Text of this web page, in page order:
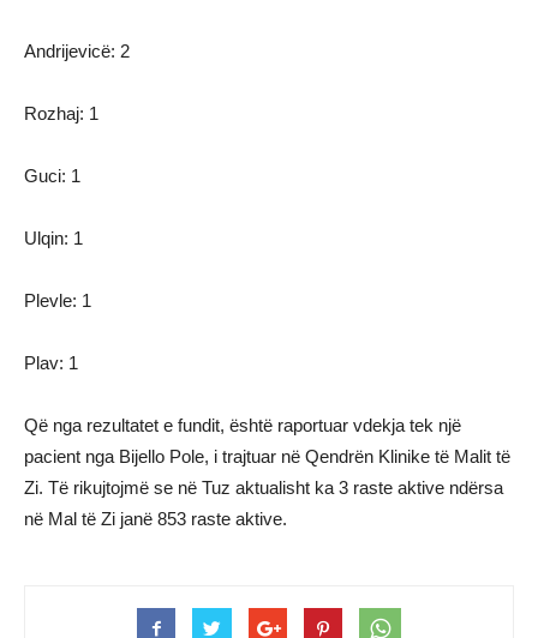
Andrijevicë: 2
Rozhaj: 1
Guci: 1
Ulqin: 1
Plevle: 1
Plav: 1
Që nga rezultatet e fundit, është raportuar vdekja tek një
pacient nga Bijello Pole, i trajtuar në Qendrën Klinike të Malit të
Zi. Të rikujtojmë se në Tuz aktualisht ka 3 raste aktive ndërsa
në Mal të Zi janë 853 raste aktive.